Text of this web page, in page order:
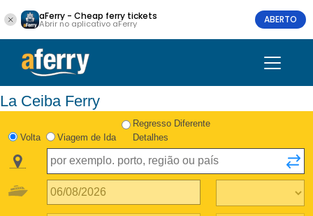
aFerry - Cheap ferry tickets
Abrir no aplicativo aFerry ABERTO
La Ceiba Ferry
Volta Viagem de Ida
Regresso Diferente
Detalhes